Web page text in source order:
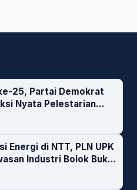
25, Partai Demokrat
Nyata Pelestarian
Energi di NTT, PLN UPK
Industri Bolok Buka
Woodchip untuk